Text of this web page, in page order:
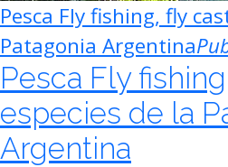
Pesca Fly fishing, fly
Patagonia Argentina
Pesca Fly
especies de la
Argentina